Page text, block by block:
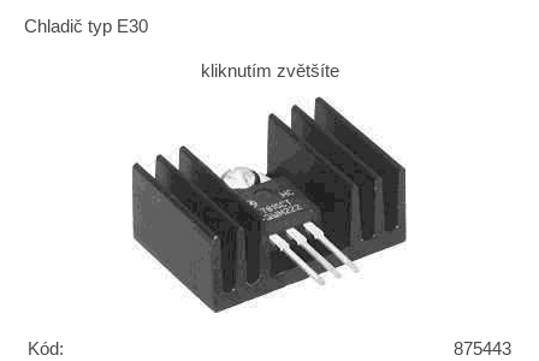
Chladič typ E30
kliknutím zvětšíte
Kód: 875443